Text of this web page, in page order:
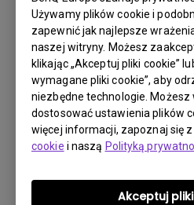
Używamy plików cookie i
zapewnić jak najlepsze
naszej witryny. Możesz
klikając „Akceptuj pliki cookie”
wymagane pliki cookie”, aby
niezbędne technologie.
dostosować ustawienia plików
więcej informacji, zapoznaj się
cookie i naszą Polityką
Akceptuj
Co to jest przywieranie
uniknąć lub się go
Co to jest backlight
leakage?